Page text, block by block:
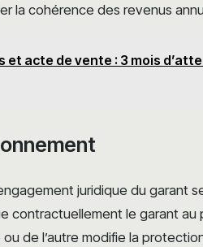
la cohérence des revenus
et acte de vente : 3 mois
juridique du garant
contractuellement le garant au
de l’autre modifie la